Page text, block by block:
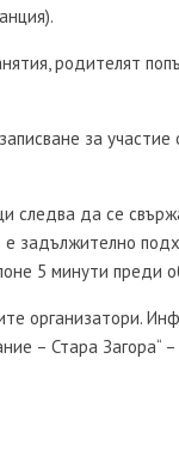
родителят
за
да се
задължително
5 минути преди
организатори.
– Стара Загора“